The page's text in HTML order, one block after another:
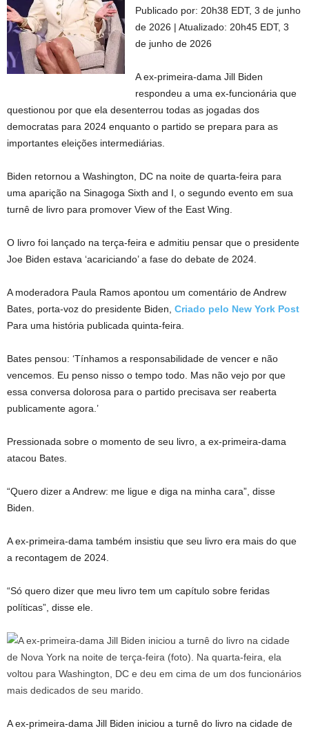
Publicado por: 20h38 EDT, 3 de junho
de 2026 |Atualizado: 20h45 EDT, 3
de junho de 2026
A ex-primeira-dama Jill Biden
respondeu a uma ex-funcionária que
questionou por que ela desenterrou todas as jogadas dos
democratas para 2024 enquanto o partido se prepara para as
importantes eleições intermediárias.
Biden retornou a Washington, DC na noite de quarta-feira para
uma aparição na Sinagoga Sixth and I, o segundo evento em sua
turnê de livro para promover View of the East Wing.
O livro foi lançado na terça-feira e admitiu pensar que o presidente
Joe Biden estava ‘acariciando’ a fase do debate de 2024.
A moderadora Paula Ramos apontou um comentário de Andrew
Bates, porta-voz do presidente Biden, Criado pelo New York Post
Para uma história publicada quinta-feira.
Bates pensou: ‘Tínhamos a responsabilidade de vencer e não
vencemos. Eu penso nisso o tempo todo. Mas não vejo por que
essa conversa dolorosa para o partido precisava ser reaberta
publicamente agora.’
Pressionada sobre o momento de seu livro, a ex-primeira-dama
atacou Bates.
“Quero dizer a Andrew: me ligue e diga na minha cara”, disse
Biden.
A ex-primeira-dama também insistiu que seu livro era mais do que
a recontagem de 2024.
“Só quero dizer que meu livro tem um capítulo sobre feridas
políticas”, disse ele.
A ex-primeira-dama Jill Biden iniciou a turnê do livro na cidade de